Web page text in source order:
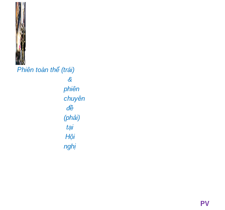
Phiên toàn thể (trái)
&
phiên
chuyên
đề
(phải)
tại
Hội
nghị
PV